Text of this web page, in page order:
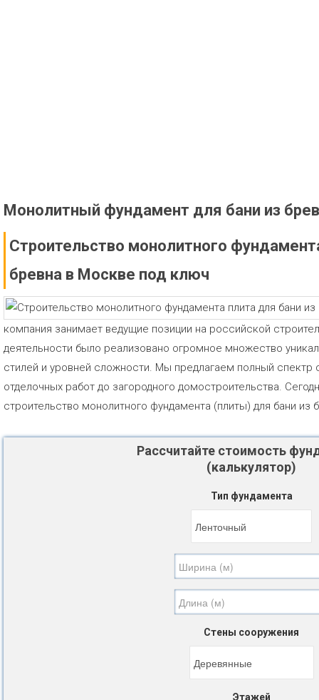
Монолитный фундамент для бани из
Строительство монолитного
бревна в Москве под ключ
компания занимает ведущие позиции на российской
деятельности было реализовано огромное множество
стилей и уровней сложности. Мы предлагаем полный спектр
отделочных работ до загородного домостроительства.
строительство монолитного фундамента (плиты) для бани из
Рассчитайте стоимость
(калькулятор)
Тип фундамента
Стены сооружения
Этажей